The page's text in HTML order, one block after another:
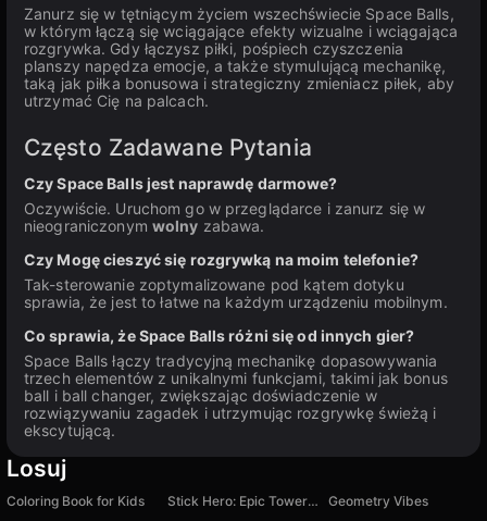
Zanurz się w tętniącym życiem wszechświecie Space Balls,
w którym łączą się wciągające efekty wizualne i wciągająca
rozgrywka. Gdy łączysz piłki, pośpiech czyszczenia
planszy napędza emocje, a także stymulującą mechanikę,
taką jak piłka bonusowa i strategiczny zmieniacz piłek, aby
utrzymać Cię na palcach.
Często Zadawane Pytania
Czy Space Balls jest naprawdę darmowe?
Oczywiście. Uruchom go w przeglądarce i zanurz się w
nieograniczonym wolny zabawa.
Czy Mogę cieszyć się rozgrywką na moim telefonie?
Tak-sterowanie zoptymalizowane pod kątem dotyku
sprawia, że jest to łatwe na każdym urządzeniu mobilnym.
Co sprawia, że Space Balls różni się od innych gier?
Space Balls łączy tradycyjną mechanikę dopasowywania
trzech elementów z unikalnymi funkcjami, takimi jak bonus
ball i ball changer, zwiększając doświadczenie w
rozwiązywaniu zagadek i utrzymując rozgrywkę świeżą i
ekscytującą.
Losuj
Coloring Book for Kids Stick Hero: Epic Tower of War
Geometry Vibes